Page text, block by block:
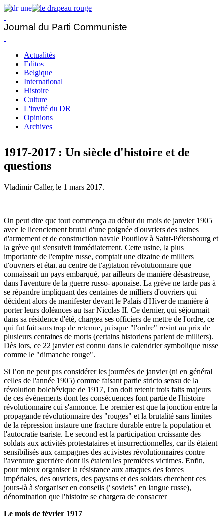
Journal du Parti Communiste
Actualités
Editos
Belgique
International
Histoire
Culture
L'invité du DR
Opinions
Archives
1917-2017 : Un siècle d'histoire et de
questions
Vladimir Caller, le 1 mars 2017.
On peut dire que tout commença au début du mois de janvier 1905
avec le licenciement brutal d'une poignée d'ouvriers des usines
d'armement et de construction navale Poutilov à Saint-Pétersbourg et
la grève qui s'ensuivit immédiatement. Cette usine, la plus
importante de l'empire russe, comptait une dizaine de milliers
d'ouvriers et était au centre de l'agitation révolutionnaire que
connaissait un pays embarqué, par ailleurs de manière désastreuse,
dans l'aventure de la guerre russo-japonaise. La grève ne tarde pas à
se répandre impliquant des centaines de milliers d'ouvriers qui
décident alors de manifester devant le Palais d'Hiver de manière à
porter leurs doléances au tsar Nicolas II. Ce dernier, qui séjournait
dans sa résidence d'été, chargea ses officiers de mettre de l'ordre, ce
qui fut fait sans trop de retenue, puisque "l'ordre" revint au prix de
plusieurs centaines de morts (certains historiens parlent de milliers).
Dès lors, ce 22 janvier est connu dans le calendrier symbolique russe
comme le "dimanche rouge".
Si l’on ne peut pas considérer les journées de janvier (ni en général
celles de l'année 1905) comme faisant partie stricto sensu de la
révolution bolchévique de 1917, l'on doit retenir trois faits majeurs
de ces événements dont les conséquences font partie de l'histoire
révolutionnaire qui s'annonce. Le premier est que la jonction entre la
propagande révolutionnaire des "rouges" et la brutalité sans limites
de la répression instaure une fracture durable entre la population et
l'autocratie tsariste. Le second est la participation croissante des
soldats aux activités protestataires et insurrectionnelles, car ils étaient
sensibilisés aux campagnes des activistes révolutionnaires contre
l'aventure guerrière dont ils étaient les premières victimes. Enfin,
pour mieux organiser la résistance aux attaques des forces
impériales, des ouvriers, des paysans et des soldats cherchent ces
jours-là à s'organiser en conseils ("soviets" en langue russe),
dénomination que l'histoire se chargera de consacrer.
Le mois de février 1917